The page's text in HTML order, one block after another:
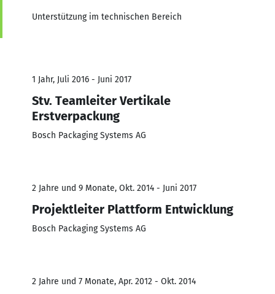
Unterstützung im technischen Bereich
1 Jahr, Juli 2016 - Juni 2017
Stv. Teamleiter Vertikale
Erstverpackung
Bosch Packaging Systems AG
2 Jahre und 9 Monate, Okt. 2014 - Juni 2017
Projektleiter Plattform Entwicklung
Bosch Packaging Systems AG
2 Jahre und 7 Monate, Apr. 2012 - Okt. 2014